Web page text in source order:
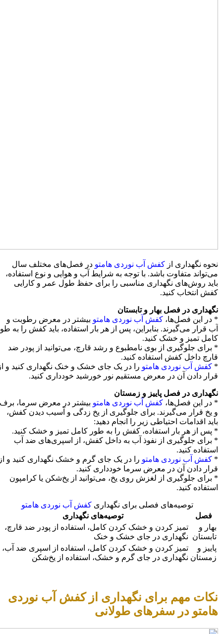
نحوه نگهداری از کفش آب نوردی هامتو در فصل‌های مختلف سال
می‌تواند متفاوت باشد. با توجه به شرایط آب و هوایی و نوع استفاده،
باید روش‌های نگهداری مناسبی را برای حفظ طول عمر و کارایی
کفش انتخاب کنید.
نگهداری در فصل بهار و تابستان
* در این فصل‌ها، کفش‌ آب نوردی هامتو بیشتر در معرض رطوبت و
آب قرار می‌گیرند. بنابراین، پس از هر بار استفاده، باید کفش را به
کامل تمیز و خشک کنید.
* برای جلوگیری از بوی نامطبوع و رشد قارچ، می‌توانید از پودر ضد
قارچ داخل کفش استفاده کنید.
* کفش‌ آب نوردی هامتو را در یک جای خشک و خنک نگهداری کنید و
قرار دادن آن در معرض مستقیم نور خورشید خودداری کنید.
نگهداری در فصل پاییز و زمستان
* در این فصل‌ها، کفش‌ آب نوردی هامتو بیشتر در معرض سرما، برف
و یخ قرار می‌گیرند. برای جلوگیری از یخ زدگی و آسیب دیدن کفش،
باید اقدامات احتیاطی زیر را انجام دهید:
* پس از هر بار استفاده، کفش را به طور کامل تمیز و خشک کنید.
* برای جلوگیری از نفوذ آب به داخل کفش، از اسپری‌های ضد آب
استفاده کنید.
* کفش‌ آب نوردی هامتو را در یک جای گرم و خشک نگهداری کنید و
قرار دادن آن در معرض سرما خودداری کنید.
* برای جلوگیری از لغزش روی یخ، می‌توانید از یخ‌شکن یا کرامپون
استفاده کنید.
توصیه‌های فصلی برای نگهداریکفش آب نوردی هامتو
فصل
توصیه‌های نگهداری
بهار و
تابستان
تمیز کردن و خشک کردن کامل، استفاده از پودر ضد قارچ،
نگهداری در جای خشک و خنک
پاییز و
زمستان
تمیز کردن و خشک کردن کامل، استفاده از اسپری ضد آب،
نگهداری در جای گرم و خشک، استفاده از یخ‌شکن
نکات مهم برای نگهداری از کفش آب نوردی
هامتو در سفرهای طولانی